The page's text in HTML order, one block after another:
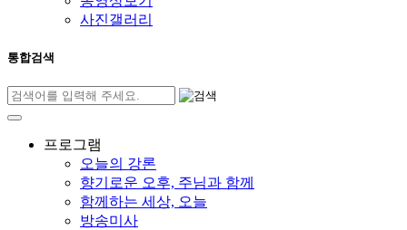
사진갤러리
통합검색
프로그램
오늘의 강론
향기로운 오후, 주님과 함께
함께하는 세상, 오늘
방송미사